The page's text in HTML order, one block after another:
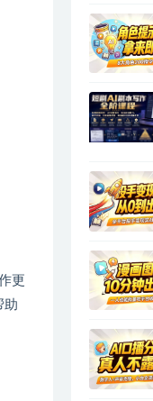
更
助